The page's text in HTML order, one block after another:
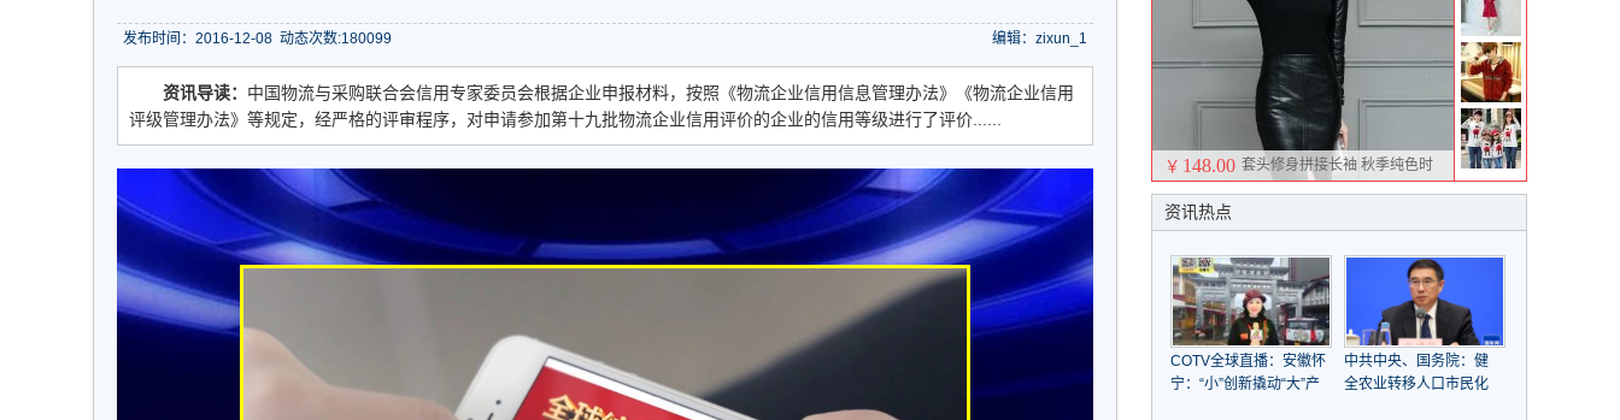
发布时间：2016-12-08 动态次数:180099 编辑：zixun_1
资讯导读： 中国物流与采购联合会信用专家委员会根据企业申报材料，按照《物流企业信用信息管理办法》《物流企业信用
评级管理办法》等规定，经严格的评审程序，对申请参加第十九批物流企业信用评价的企业的信用等级进行了评价......
￥ 148.00 套头修身拼接长袖 秋季纯色时
尚韩版针织衫
资讯热点
COTV全球直播：安徽怀
宁：“小”创新撬动“大”产
中共中央、国务院：健
全农业转移人口市民化